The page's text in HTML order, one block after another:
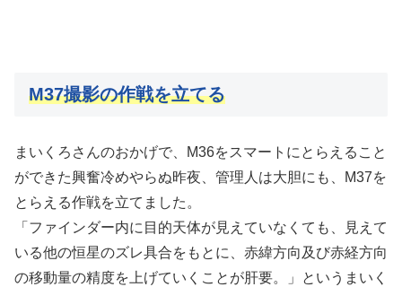
M37撮影の作戦を立てる
まいくろさんのおかげで、M36をスマートにとらえること
ができた興奮冷めやらぬ昨夜、管理人は大胆にも、M37を
とらえる作戦を立てました。
「ファインダー内に目的天体が見えていなくても、見えて
いる他の恒星のズレ具合をもとに、赤緯方向及び赤経方向
の移動量の精度を上げていくことが肝要。」というまいく